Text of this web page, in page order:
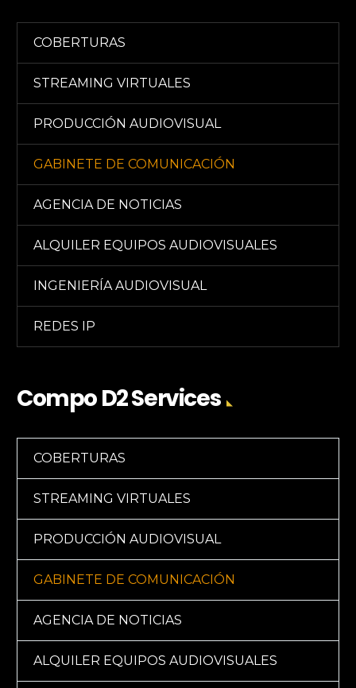
COBERTURAS
STREAMING VIRTUALES
PRODUCCIÓN AUDIOVISUAL
GABINETE DE COMUNICACIÓN
AGENCIA DE NOTICIAS
ALQUILER EQUIPOS AUDIOVISUALES
INGENIERÍA AUDIOVISUAL
REDES IP
Compo D2 Services
COBERTURAS
STREAMING VIRTUALES
PRODUCCIÓN AUDIOVISUAL
GABINETE DE COMUNICACIÓN
AGENCIA DE NOTICIAS
ALQUILER EQUIPOS AUDIOVISUALES